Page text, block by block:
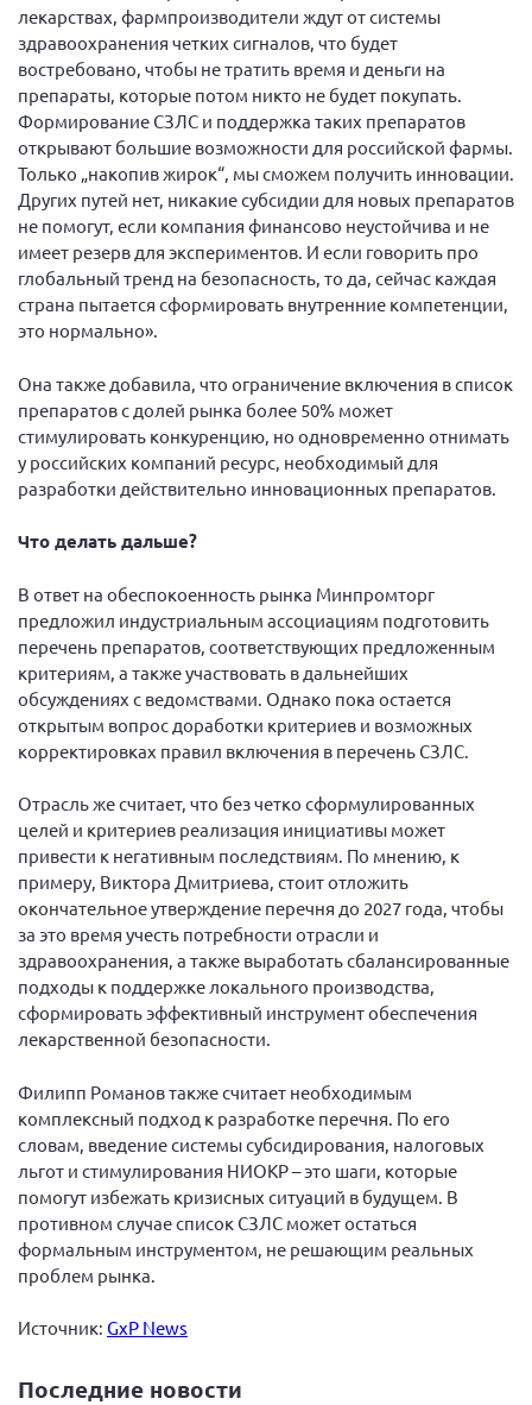
лекарствах, фармпроизводители ждут от системы
здравоохранения четких сигналов, что будет
востребовано, чтобы не тратить время и деньги на
препараты, которые потом никто не будет покупать.
Формирование СЗЛС и поддержка таких препаратов
открывают большие возможности для российской фармы.
Только „накопив жирок“, мы сможем получить инновации.
Других путей нет, никакие субсидии для новых препаратов
не помогут, если компания финансово неустойчива и не
имеет резерв для экспериментов. И если говорить про
глобальный тренд на безопасность, то да, сейчас каждая
страна пытается сформировать внутренние компетенции,
это нормально».
Она также добавила, что ограничение включения в список
препаратов с долей рынка более 50% может
стимулировать конкуренцию, но одновременно отнимать
у российских компаний ресурс, необходимый для
разработки действительно инновационных препаратов.
Что делать дальше?
В ответ на обеспокоенность рынка Минпромторг
предложил индустриальным ассоциациям подготовить
перечень препаратов, соответствующих предложенным
критериям, а также участвовать в дальнейших
обсуждениях с ведомствами. Однако пока остается
открытым вопрос доработки критериев и возможных
корректировках правил включения в перечень СЗЛС.
Отрасль же считает, что без четко сформулированных
целей и критериев реализация инициативы может
привести к негативным последствиям. По мнению, к
примеру, Виктора Дмитриева, стоит отложить
окончательное утверждение перечня до 2027 года, чтобы
за это время учесть потребности отрасли и
здравоохранения, а также выработать сбалансированные
подходы к поддержке локального производства,
сформировать эффективный инструмент обеспечения
лекарственной безопасности.
Филипп Романов также считает необходимым
комплексный подход к разработке перечня. По его
словам, введение системы субсидирования, налоговых
льгот и стимулирования НИОКР – это шаги, которые
помогут избежать кризисных ситуаций в будущем. В
противном случае список СЗЛС может остаться
формальным инструментом, не решающим реальных
проблем рынка.
Источник: GxP News
Последние новости